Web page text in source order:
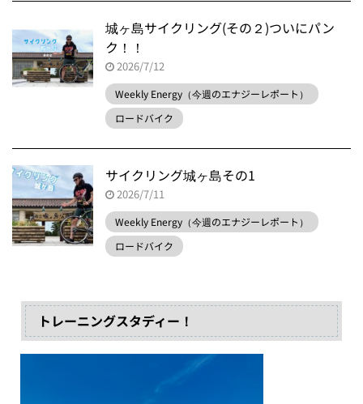
城ヶ島サイクリング(その２)ついにパン
ク！！
2026/7/12
Weekly Energy（今週のエナジーレポート）
ロードバイク
サイクリング城ヶ島その1
2026/7/11
Weekly Energy（今週のエナジーレポート）
ロードバイク
トレーニングスタディー！